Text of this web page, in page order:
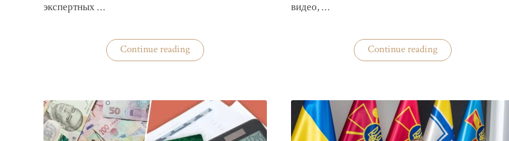
экспертных …
Continue reading«На
Волыни
об
отсрочках
от
мобилизации»
видео, …
Continue reading«Одесская
чиновница